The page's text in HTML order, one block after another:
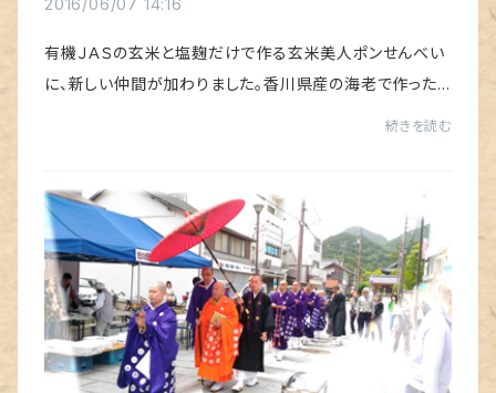
2016/06/07 14:16
有機ＪＡＳの玄米と塩麹だけで作る玄米美人ポンせんべい
に、新しい仲間が加わりました­。香川県産の海老で作った
続きを読む